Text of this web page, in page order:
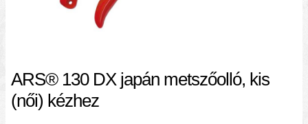
ARS® 130 DX japán metszőolló, kis
(női) kézhez